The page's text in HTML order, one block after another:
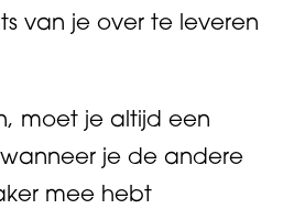
van je over te leveren
moet je altijd een
je de andere
mee hebt